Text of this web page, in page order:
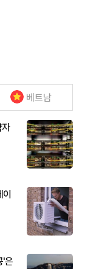
베트남
'은